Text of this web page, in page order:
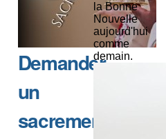
Demander
un
sacrement
la Bonne
Nouvelle
aujourd'hui
comme
demain.